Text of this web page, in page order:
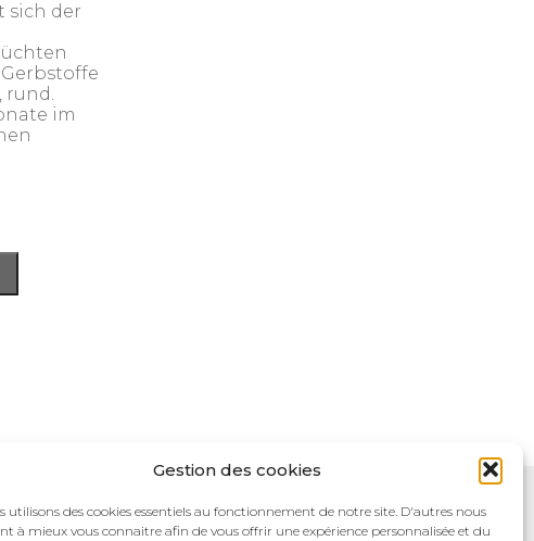
Gestion des cookies
utilisons des cookies essentiels au fonctionnement de notre site. D'autres nous
à mieux vous connaitre afin de vous offrir une expérience personnalisée et du
sich der
rund.
im